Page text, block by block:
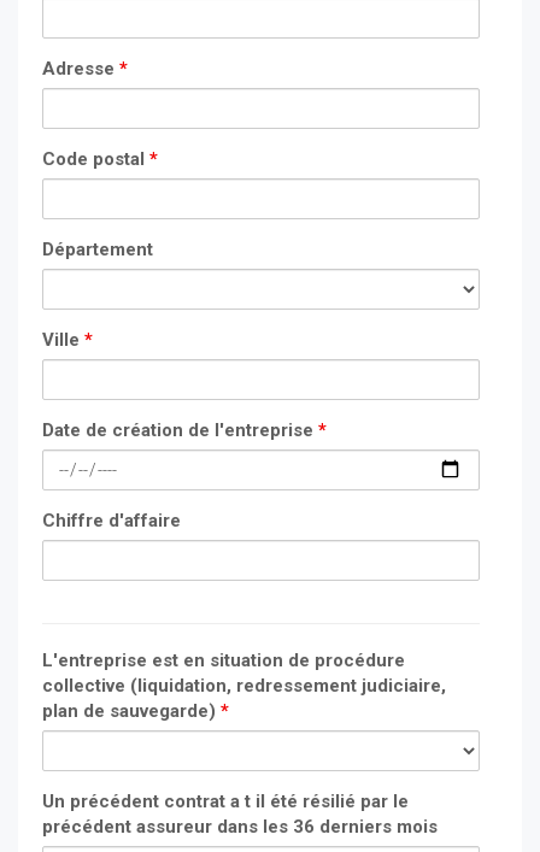
Adresse *
Code postal *
Département
Ville *
Date de création de l'entreprise *
Chiffre d'affaire
L'entreprise est en situation de procédure
collective (liquidation, redressement judiciaire,
plan de sauvegarde) *
Un précédent contrat a t il été résilié par le
précédent assureur dans les 36 derniers mois